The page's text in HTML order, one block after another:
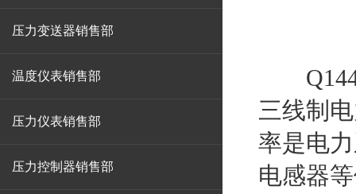
压力变送器销售部
温度仪表销售部
压力仪表销售部
压力控制器销售部
三线制
率是电
电感器